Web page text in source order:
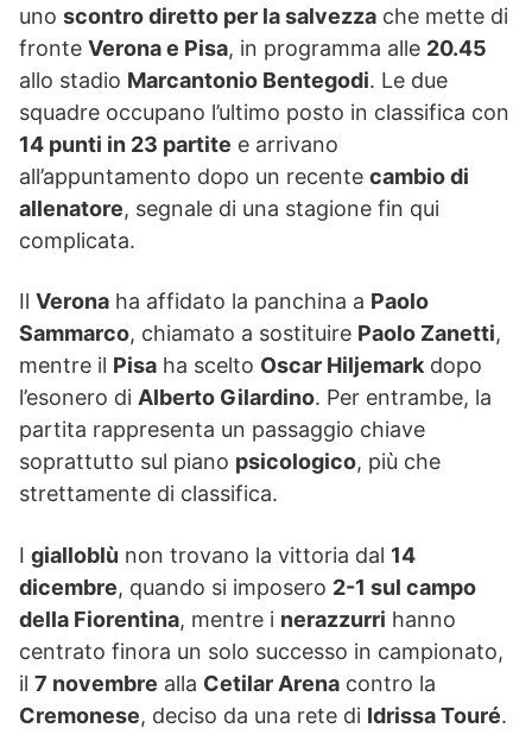
uno scontro diretto per la salvezza che mette di
fronte Verona e Pisa, in programma alle 20.45
allo stadio Marcantonio Bentegodi. Le due
squadre occupano l’ultimo posto in classifica con
14 punti in 23 partite e arrivano
all’appuntamento dopo un recente cambio di
allenatore, segnale di una stagione fin qui
complicata.
Il Verona ha affidato la panchina a Paolo
Sammarco, chiamato a sostituire Paolo Zanetti,
mentre il Pisa ha scelto Oscar Hiljemark dopo
l’esonero di Alberto Gilardino. Per entrambe, la
partita rappresenta un passaggio chiave
soprattutto sul piano psicologico, più che
strettamente di classifica.
I gialloblù non trovano la vittoria dal 14
dicembre, quando si imposero 2-1 sul campo
della Fiorentina, mentre i nerazzurri hanno
centrato finora un solo successo in campionato,
il 7 novembre alla Cetilar Arena contro la
Cremonese, deciso da una rete di Idrissa Touré.